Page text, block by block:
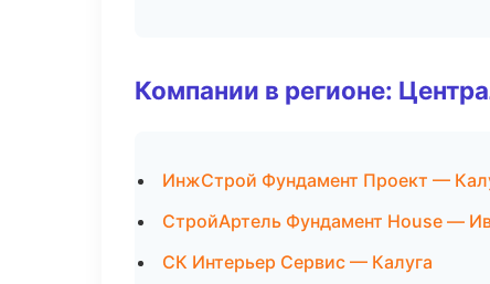
Компании в регионе:
ИнжСтрой Фундамент Проект —
СтройАртель Фундамент House —
СК Интерьер Сервис — Калуга